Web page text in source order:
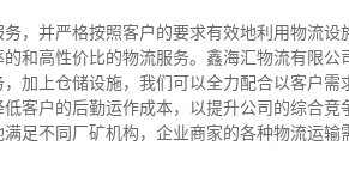
并严格按照客户的要求有效地利用物流设
和高性价比的物流服务。鑫海汇物流有限
加上仓储设施，我们可以全力配合以客户
客户的后勤运作成本，以提升公司的综合
足不同厂矿机构，企业商家的各种物流运输